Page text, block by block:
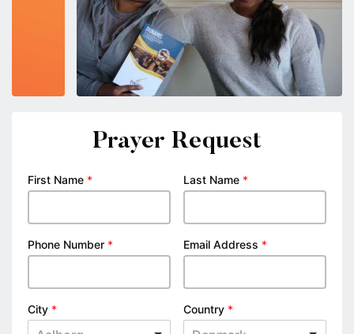
Prayer Request
First Name * Last Name *
Phone Number * Email Address *
City * Country *